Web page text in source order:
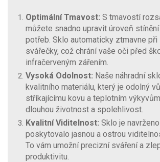
Optimální Tmavost: S tmavostí
můžete snadno upravit úroveň
potřeb. Sklo automaticky ztmavne při
svářečky, což chrání vaše oči před
infračerveným zářením.
Vysoká Odolnost: Naše náhradní
kvalitního materiálu, který je odolný
stříkajícímu kovu a teplotním
dlouhou životnost a spolehlivost.
Kvalitní Viditelnost: Sklo je
poskytovalo jasnou a ostrou
To vám umožní precizní sváření a
produktivitu.